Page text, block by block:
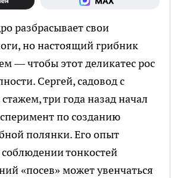
разбрасывает свои
но настоящий грибник
— чтобы этот деликатес рос
Сергей, садовод с
три года назад начал
по созданию
полянки. Его опыт
тонкостей
«посев» может увенчаться